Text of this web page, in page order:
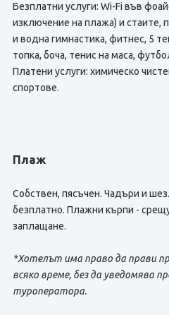
Безплатни услуги: Wi-Fi във
изключение на плажа) и стаите,
и водна гимнастика, фитнес, 5
топка, боча, тенис на маса,
Платени услуги: химическо
спортове.
Плаж
Собствен, пясъчен. Чадъри и
безплатно. Плажни кърпи -
заплащане.
*Хотелът има право да прави
всяко време, без да уведомява
туроператора.